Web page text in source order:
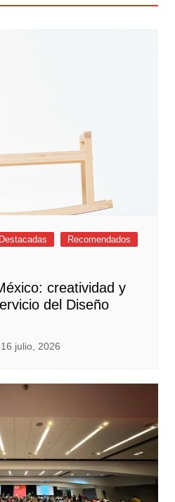
Recomendados
creatividad y
del Diseño
16 julio, 2026